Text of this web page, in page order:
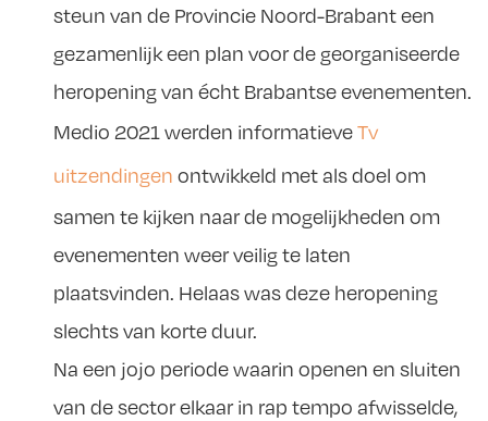
steun van de Provincie Noord-Brabant een
gezamenlijk een plan voor de georganiseerde
heropening van écht Brabantse evenementen.
Medio 2021 werden informatieveTv
uitzendingen ontwikkeld met als doel om
samen te kijken naar de mogelijkheden om
evenementen weer veilig te laten
plaatsvinden. Helaas was deze heropening
slechts van korte duur.
Na een jojo periode waarin openen en sluiten
van de sector elkaar in rap tempo afwisselde,